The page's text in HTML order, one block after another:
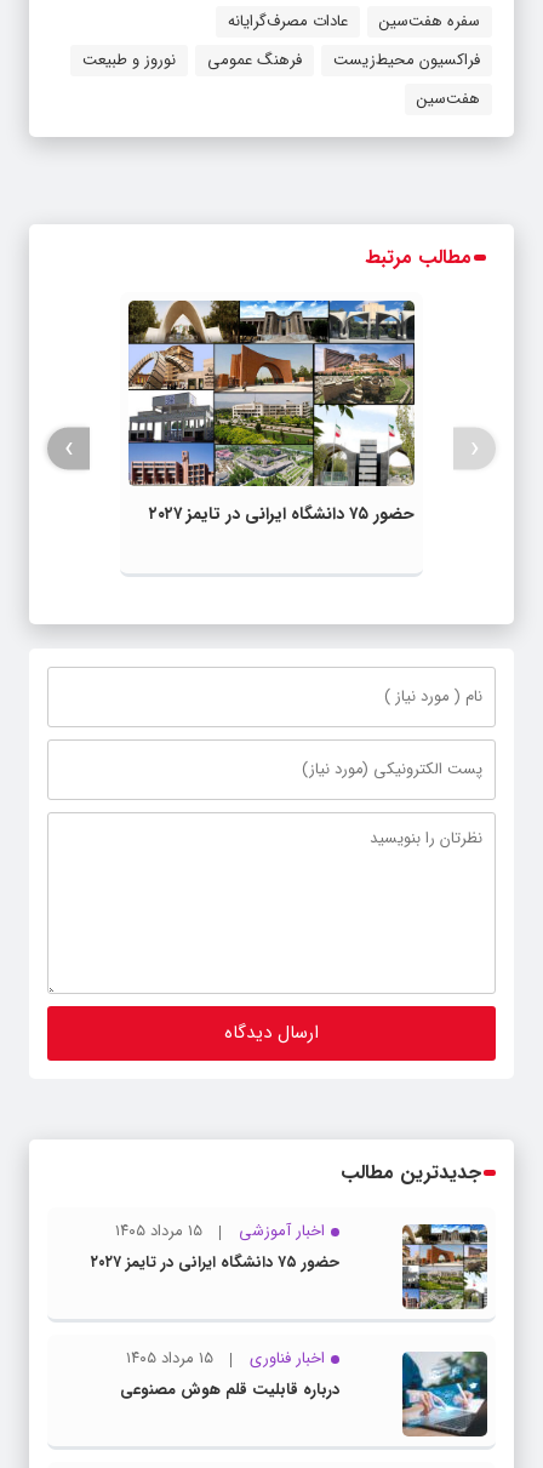
سفره هفت‌سین
عادات مصرف‌گرایانه
فراکسیون محیط‌زیست
فرهنگ عمومی
نوروز و طبیعت
هفت‌سین
مطالب مرتبط
حضور ۷۵ دانشگاه ایرانی در تایمز ۲۰۲۷
‹
›
جدیدترین مطالب
اخبار آموزشی
۱۵ مرداد ۱۴۰۵
حضور ۷۵ دانشگاه ایرانی در تایمز ۲۰۲۷
اخبار فناوری
۱۵ مرداد ۱۴۰۵
درباره قابلیت قلم هوش مصنوعی